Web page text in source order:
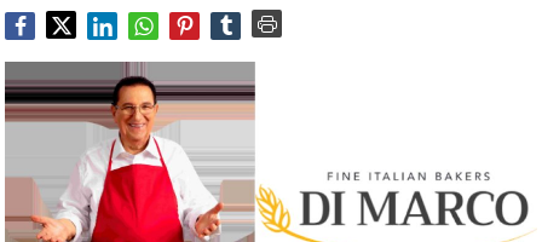
Service
e
tutte
novità
del
comparto